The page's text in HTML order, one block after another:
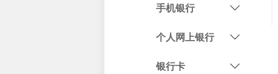
手机银行
个人网上银行
银行卡